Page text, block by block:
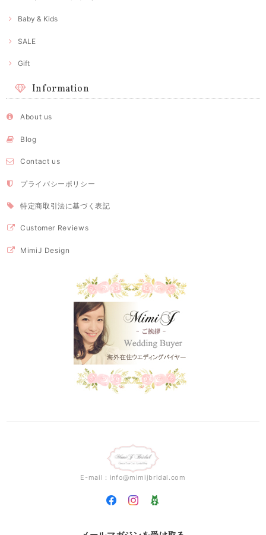
Baby & Kids
SALE
Gift
Information
About us
Blog
Contact us
プライバシーポリシー
特定商取引法に基づく表記
Customer Reviews
MimiJ Design
E-mail： info@mimijbridal.com